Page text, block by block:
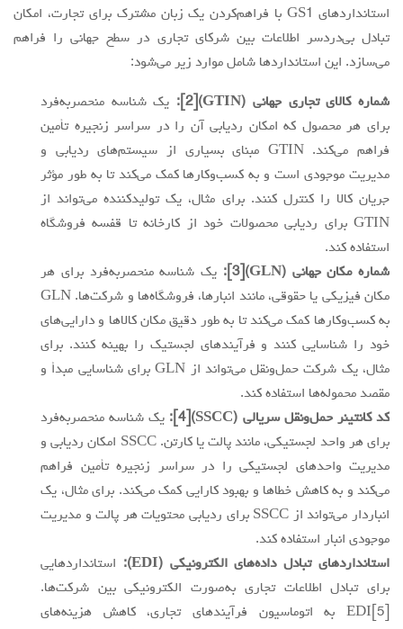
استانداردهای GS1 با فراهم‌کردن یک ‌زبان مشترک برای تجارت، امکان
تبادل بی‌دردسر اطلاعات بین شرکای تجاری در سطح جهانی را فراهم
می‌سازد. این استانداردها شامل موارد زیر می‌شود:
شماره کالای تجاری جهانی (GTIN) [2]
: یک شناسه منحصربه‌فرد
برای هر محصول که امکان ردیابی آن را در سراسر زنجیره تأمین
فراهم می‌کند. GTIN مبنای بسیاری از سیستم‌های ردیابی و
مدیریت موجودی است و به کسب‌وکارها کمک می‌کند تا به طور مؤثر
جریان کالا را کنترل کنند. برای مثال، یک تولیدکننده می‌تواند از
GTIN برای ردیابی محصولات خود از کارخانه تا قفسه فروشگاه
استفاده کند.
شماره مکان جهانی (GLN)
[3]
: یک شناسه منحصربه‌فرد برای هر
مکان فیزیکی یا حقوقی، مانند انبارها، فروشگاه‌ها و شرکت‌ها. GLN
به کسب‌وکارها کمک می‌کند تا به طور دقیق مکان کالاها و دارایی‌های
خود را شناسایی کنند و فرآیندهای لجستیک را بهینه کنند. برای
مثال، یک شرکت حمل‌ونقل می‌تواند از GLN برای شناسایی مبدأ و
مقصد محموله‌ها استفاده کند.
کد کانتینر حمل‌ونقل سریالی (SSCC)
[4]
: یک شناسه منحصربه‌فرد
برای هر واحد لجستیکی، مانند پالت یا کارتن. SSCC امکان ردیابی و
مدیریت واحدهای لجستیکی را در سراسر زنجیره تأمین فراهم
می‌کند و به کاهش خطاها و بهبود کارایی کمک می‌کند. برای مثال، یک
انباردار می‌تواند از SSCC برای ردیابی محتویات هر پالت و مدیریت
موجودی انبار استفاده کند.
استانداردهای تبادل داده‌های الکترونیکی (EDI):
استانداردهایی
برای تبادل اطلاعات تجاری به‌صورت الکترونیکی بین شرکت‌ها.
EDI[5] به اتوماسیون فرآیندهای تجاری، کاهش هزینه‌های